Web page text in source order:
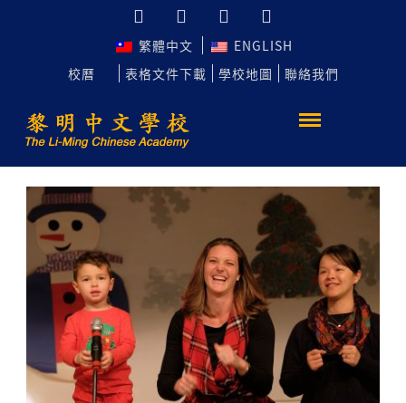
繁體中文
ENGLISH
校曆
表格文件下載 學校地圖 聯絡我們